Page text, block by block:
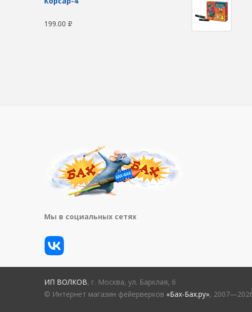
199.00 Р
Мы в социальных сетях
ИП ВОЛКОВ, г. Москва, ул. Барклая, 6
© Интернет магазин фейерверков «Бах-Бах.ру»,